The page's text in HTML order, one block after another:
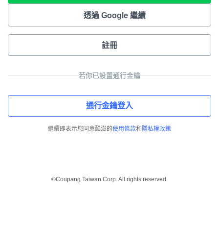
透過 Google 繼續
註冊
若你已設置通行金鑰
通行金鑰登入
繼續即表示您同意酷澎的使用條款和 隱私權政策
©Coupang Taiwan Corp. All rights reserved.